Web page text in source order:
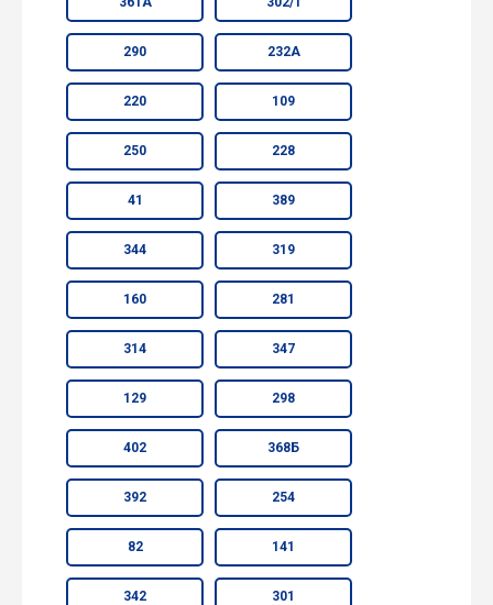
290 232А
220 109
250 228
41 389
344 319
160 281
314 347
129 298
402 368Б
392 254
82 141
342 301